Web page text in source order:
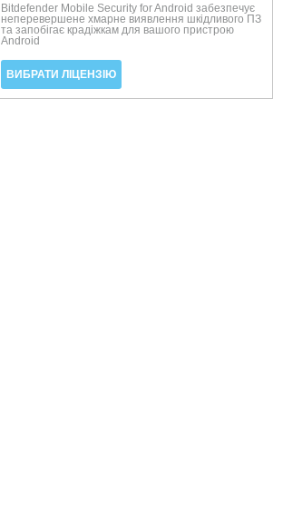
Bitdefender Mobile Security for Android забезпечує
неперевершене хмарне виявлення шкідливого ПЗ
та запобігає крадіжкам для вашого пристрою
Android
ВИБРАТИ ЛІЦЕНЗІЮ